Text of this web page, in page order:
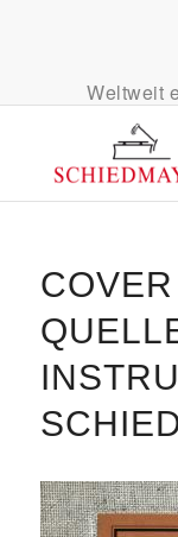
Weltweit
COVER